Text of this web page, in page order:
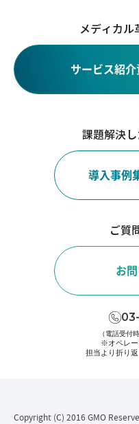
メディカル
サービス紹
課題解決
導入事例
ご質
お
（電話受付
※オペレー
担当より折り返
Copyright (C) 2016 GMO